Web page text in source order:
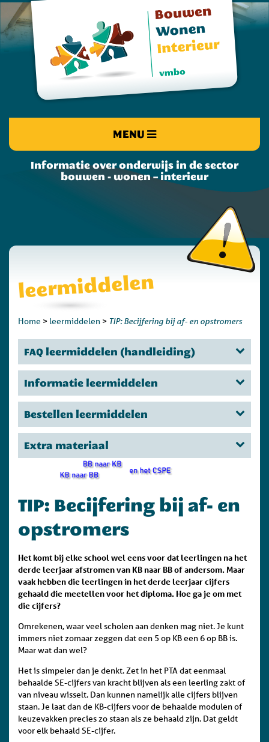
MENU
Informatie over onderwijs in de sector
bouwen - wonen – interieur
leermiddelen
Home > leermiddelen > TIP: Becijfering bij af- en opstromers
FAQ leermiddelen (handleiding)
Informatie leermiddelen
Bestellen leermiddelen
Extra materiaal
TIP: Becijfering bij af- en
opstromers
Het komt bij elke school wel eens voor dat leerlingen na het
derde leerjaar afstromen van KB naar BB of andersom. Maar
vaak hebben die leerlingen in het derde leerjaar cijfers
gehaald die meetellen voor het diploma. Hoe ga je om met
die cijfers?
Omrekenen, waar veel scholen aan denken mag niet. Je kunt
immers niet zomaar zeggen dat een 5 op KB een 6 op BB is.
Maar wat dan wel?
Het is simpeler dan je denkt. Zet in het PTA dat eenmaal
behaalde SE-cijfers van kracht blijven als een leerling zakt of
van niveau wisselt. Dan kunnen namelijk alle cijfers blijven
staan. Je laat dan de KB-cijfers voor de behaalde modulen of
keuzevakken precies zo staan als ze behaald zijn. Dat geldt
voor elk behaald SE-cijfer.